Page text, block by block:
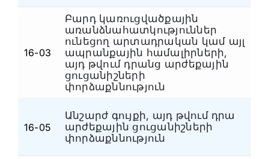
16-03
Բարդ կառուցվածքային
առանձնահատկություններ
ունեցող արտադրական կամ այլ
ապրանքային համալիրների,
այդ թվում դրանց արժեքային
ցուցանիշների
փորձաքննություն
16-05
Անշարժ գույքի, այդ թվում դրա
արժեքային ցուցանիշների
փորձաքննություն